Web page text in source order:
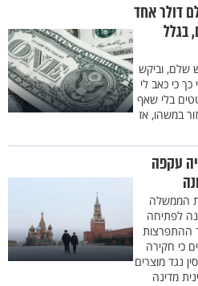
דולר אחד
בגלל
שלם, וביקש
כי כאב לי
בלי שאף
במשהו, אז
עקפה
הממשלה
לפתיחה
ההתפרצות
כי חקירה
נגד מוצרים
מדינה